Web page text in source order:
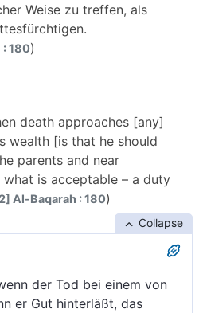
Weise zu treffen, als
180)
death approaches [any]
wealth [is that he should
parents and near
is acceptable – a duty
Al-Baqarah : 180)
Collapse
der Tod bei einem von
er Gut hinterläßt, das